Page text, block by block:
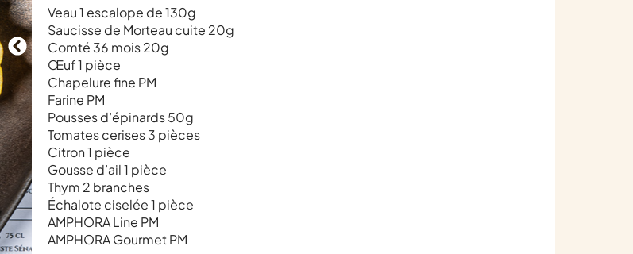
Veau 1 escalope de 130g
Saucisse de Morteau cuite 20g
Comté 36 mois 20g
Œuf 1 pièce
Chapelure fine PM
Farine PM
Pousses d’épinards 50g
Tomates cerises 3 pièces
Citron 1 pièce
Gousse d’ail 1 pièce
Thym 2 branches
Échalote ciselée 1 pièce
AMPHORA Line PM
AMPHORA Gourmet PM